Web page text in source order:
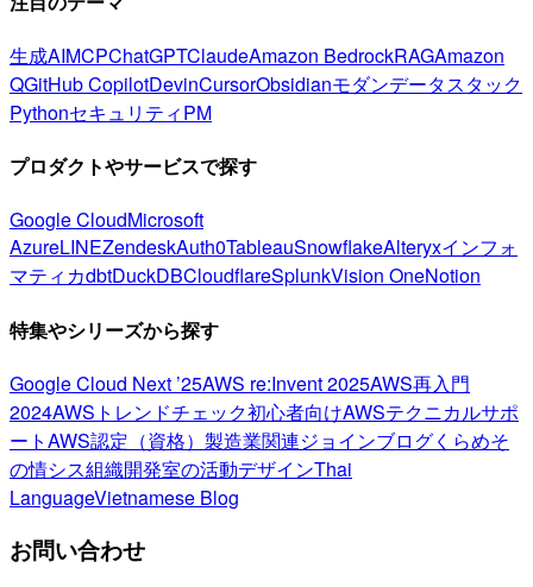
生成AIMCPChatGPTClaudeAmazon BedrockRAGAmazon
QGitHub CopilotDevinCursorObsidianモダンデータスタック
PythonセキュリティPM
プロダクトやサービスで探す
Google CloudMicrosoft
AzureLINEZendeskAuth0TableauSnowflakeAlteryxインフォ
マティカdbtDuckDBCloudflareSplunkVision OneNotion
特集やシリーズから探す
Google Cloud Next ’25AWS re:Invent 2025AWS再入門
2024AWSトレンドチェック初心者向けAWSテクニカルサポ
ートAWS認定（資格） 製造業関連ジョインブログくらめそ
の情シス組織開発室の活動デザインThai
LanguageVietnamese Blog
お問い合わせ